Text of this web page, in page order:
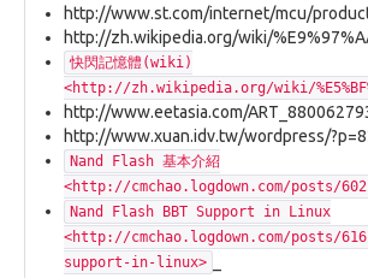
http://www.st.com/internet/mcu/
http://zh.wikipedia.org/wiki/
快閃記憶體(wiki)
<http://zh.wikipedia.org/wiki/
http://www.eetasia.com/
http://www.xuan.idv.tw/wordpress/
Nand Flash 基本介紹
<http://cmchao.logdown.com/posts/
Nand Flash BBT Support in Linux
<http://cmchao.logdown.com/posts/
support-in-linux>